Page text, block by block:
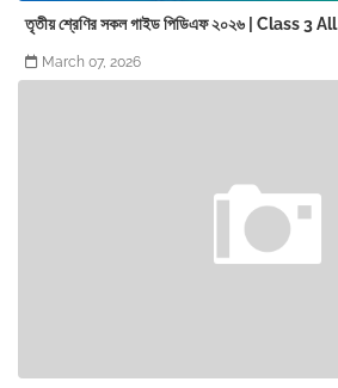
তৃতীয় শ্রেণির সকল গাইড পিডিএফ ২০২৬ | Class 3
March 07, 2026